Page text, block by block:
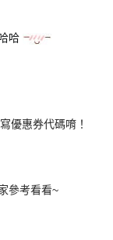
哈
優惠券代碼唷！
參考看看~